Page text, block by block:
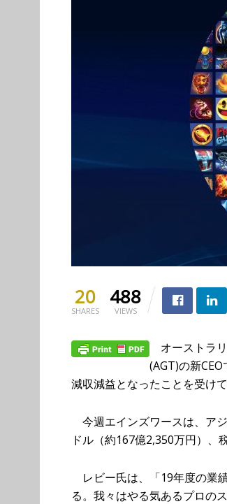
20
SHARES
488
VIEWS
オーストラ
(AGT)の新
減収減益となったことを受け
今週エインズワースは、ア
ドル（約167億2,350万円）、
レビー氏は、「19年度の業
る。我々はやる気あるプロの